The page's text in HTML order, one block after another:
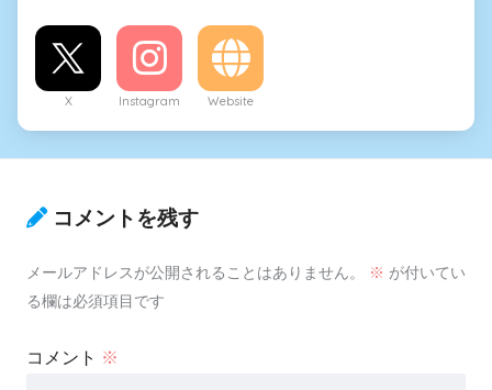
X Instagram Website
コメントを残す
メールアドレスが公開されることはありません。 ※ が付いてい
る欄は必須項目です
コメント ※